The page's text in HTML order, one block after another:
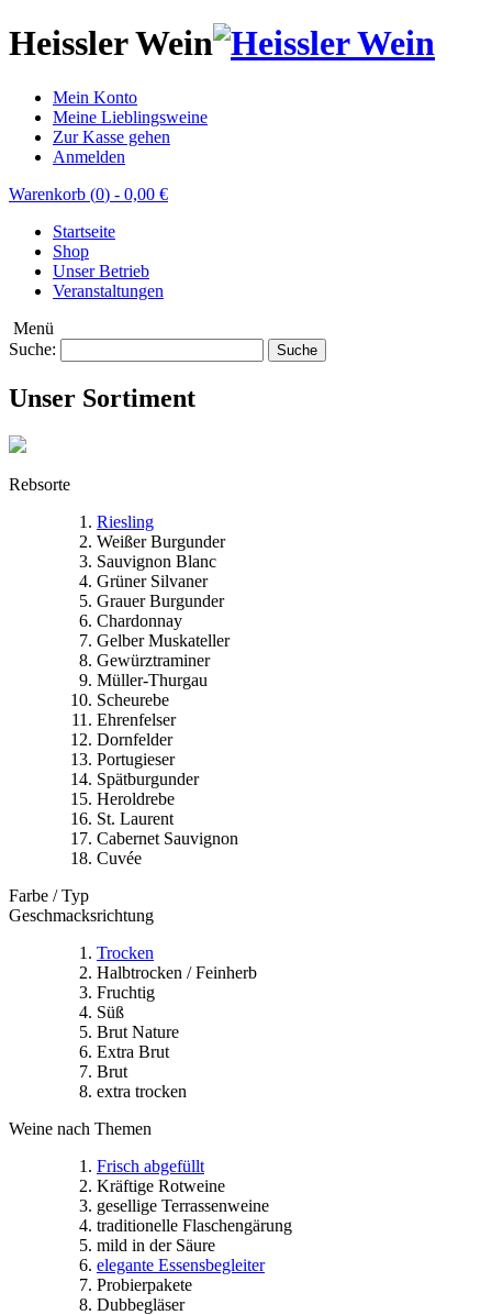
Heissler Wein
Mein Konto
Meine Lieblingsweine
Zur Kasse gehen
Anmelden
Warenkorb (0) - 0,00 €
Startseite
Shop
Unser Betrieb
Veranstaltungen
Menü
Suche:
Suche
Unser Sortiment
Rebsorte
Riesling
Weißer Burgunder
Sauvignon Blanc
Grüner Silvaner
Grauer Burgunder
Chardonnay
Gelber Muskateller
Gewürztraminer
Müller-Thurgau
Scheurebe
Ehrenfelser
Dornfelder
Portugieser
Spätburgunder
Heroldrebe
St. Laurent
Cabernet Sauvignon
Cuvée
Farbe / Typ
Geschmacksrichtung
Trocken
Halbtrocken / Feinherb
Fruchtig
Süß
Brut Nature
Extra Brut
Brut
extra trocken
Weine nach Themen
Frisch abgefüllt
Kräftige Rotweine
gesellige Terrassenweine
traditionelle Flaschengärung
mild in der Säure
elegante Essensbegleiter
Probierpakete
Dubbegläser